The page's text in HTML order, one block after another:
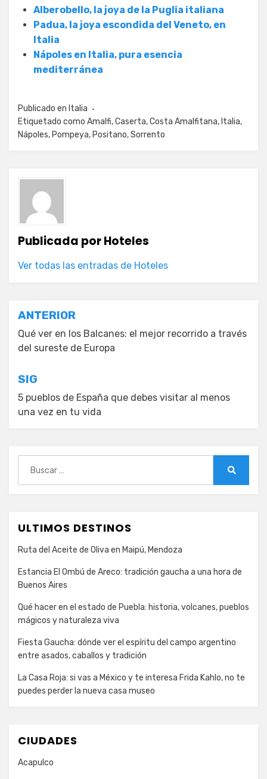
Alberobello, la joya de la Puglia italiana
Padua, la joya escondida del Veneto, en
Italia
Nápoles en Italia, pura esencia
mediterránea
Publicado en Italia
Etiquetado como Amalfi,Caserta,Costa Amalfitana, Italia,
Nápoles, Pompeya, Positano,Sorrento
Publicada porHoteles
Ver todas las entradas de Hoteles
Navegación
de
entradas
ANTERIOR
Qué ver en los Balcanes: el mejor recorrido a través
del sureste de Europa
SIG
5 pueblos de España que debes visitar al menos
una vez en tu vida
ULTIMOS DESTINOS
Ruta del Aceite de Oliva en Maipú, Mendoza
Estancia El Ombú de Areco: tradición gaucha a una hora de
Buenos Aires
Qué hacer en el estado de Puebla: historia, volcanes, pueblos
mágicos y naturaleza viva
Fiesta Gaucha: dónde ver el espíritu del campo argentino
entre asados, caballos y tradición
La Casa Roja: si vas a México y te interesa Frida Kahlo, no te
puedes perder la nueva casa museo
CIUDADES
Acapulco